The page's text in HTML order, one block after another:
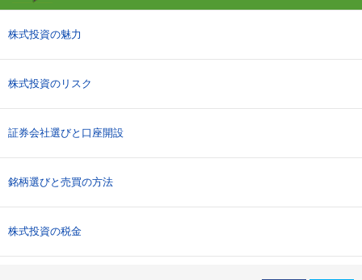
株式投資の魅力
株式投資のリスク
証券会社選びと口座開設
銘柄選びと売買の方法
株式投資の税金